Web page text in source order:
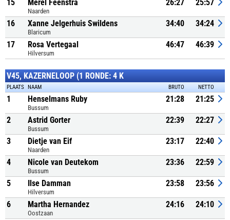
15 Merel Feenstra
Naarden
26:27 25:57
16 Xanne Jelgerhuis Swildens
Blaricum
34:40 34:24
17 Rosa Vertegaal
Hilversum
46:47 46:39
V45, KAZERNELOOP (1 RONDE: 4 K
PLAATS NAAM BRUTO NETTO
1 Henselmans Ruby
Bussum
21:28 21:25
2 Astrid Gorter
Bussum
22:39 22:27
3 Dietje van Eif
Naarden
23:17 22:40
4 Nicole van Deutekom
Bussum
23:36 22:59
5 Ilse Damman
Hilversum
23:58 23:56
6 Martha Hernandez
Oostzaan
24:16 24:10